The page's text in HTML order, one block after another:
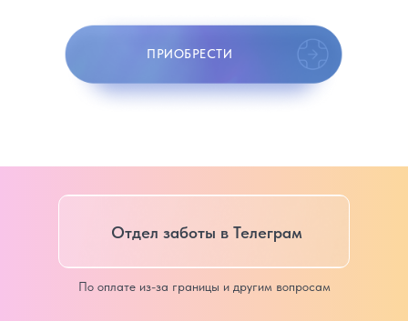
ПРИОБРЕСТИ
По оплате из-за границы и другим вопросам
Отдел заботы в Телеграм